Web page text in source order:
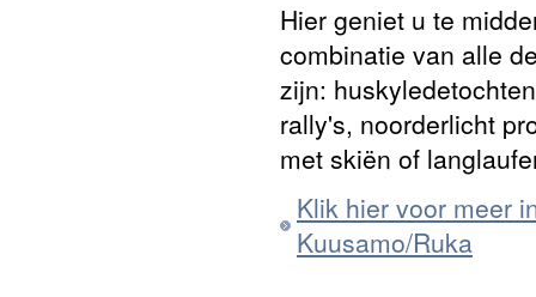
Hier geniet u te
combinatie van alle
zijn:
rally's, noorderlicht
met skiën of
Klik hier voor meer
Kuusamo/Ruka